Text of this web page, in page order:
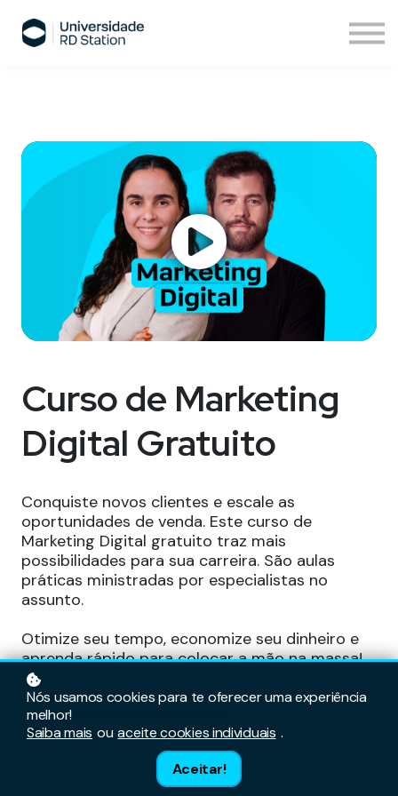
Assinatura de cursos
Curso de Marketing
Digital Gratuito
Conquiste novos clientes e escale as
oportunidades de venda. Este curso de
Marketing Digital gratuito traz mais
possibilidades para sua carreira. São aulas
práticas ministradas por especialistas no
assunto.
Otimize seu tempo, economize seu dinheiro e
aprenda rápido para colocar a mão na massa!
Inscreva-se gratuitamente
Nós usamos cookies para te oferecer uma experiência
melhor!
Saiba mais ou aceite cookies individuais .
Aceitar!